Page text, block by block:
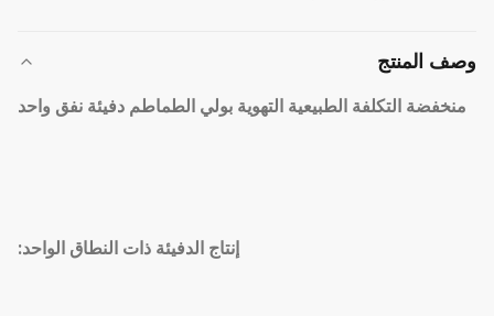
وصف المنتج
منخفضة التكلفة الطبيعية التهوية بولي الطماطم دفيئة نفق واحد
إنتاج الدفيئة ذات النطاق الواحد: